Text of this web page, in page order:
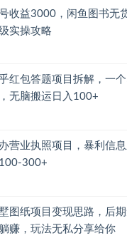
收益3000，闲鱼图书无
实操攻略
红包答题项目拆解，一
无脑搬运日入100+
营业执照项目，暴利信息
300+
图纸项目变现思路，后
赚，玩法无私分享给你